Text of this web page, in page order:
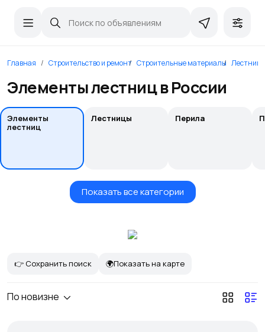
Главная Строительство и ремонт Строительные материалы
Элементы лестниц в России
Элементы
лестниц
Лестницы Перила
Показать все категории
👉 Сохранить поиск 🌍Показать на карте
По новизне